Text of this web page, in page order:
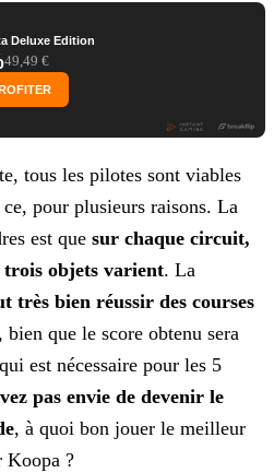
Deluxe Edition
49,49 €
tous les pilotes sont viables
ce, pour plusieurs raisons. La
est que sur chaque circuit,
objets varient. La
très bien réussir des courses
, bien que le score obtenu sera
est nécessaire pour les 5
pas envie de devenir le
, à quoi bon jouer le meilleur
Koopa ?